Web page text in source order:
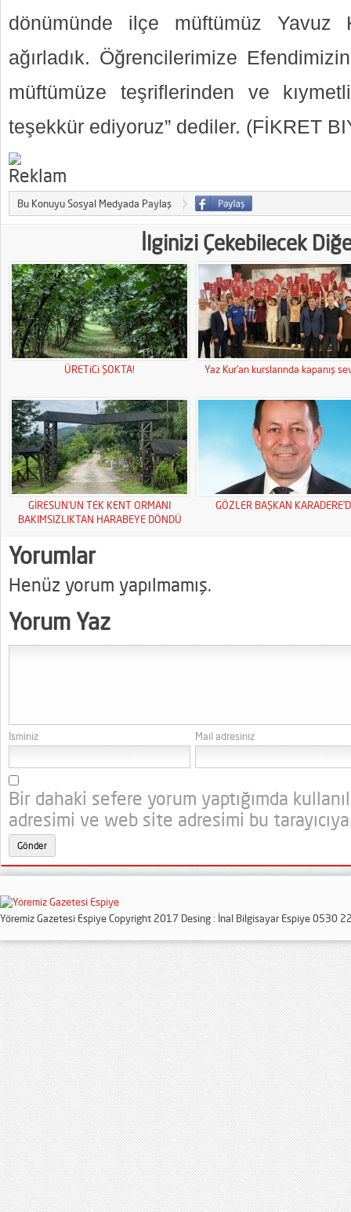
dönümünde ilçe müftümüz Yavuz
ağırladık. Öğrencilerimize
müftümüze teşriflerinden ve
teşekkür ediyoruz” dediler. (FİKRET
Bu Konuyu Sosyal Medyada Paylaş
İlginizi Çekebilecek
ÜRETiCi ŞOKTA! Yaz Kur’an kurslarında kapanış
GİRESUN’UN TEK KENT ORMANI
BAKIMSIZLIKTAN HARABEYE DÖNDÜ
GÖZLER BAŞKAN
Yorumlar
Henüz yorum yapılmamış.
Yorum Yaz
İsminiz Mail adresiniz
Bir dahaki sefere yorum yaptığımda
adresimi ve web site adresimi bu
Yöremiz Gazetesi Espiye Copyright 2017 Desing : İnal Bilgisayar Espiye 0530